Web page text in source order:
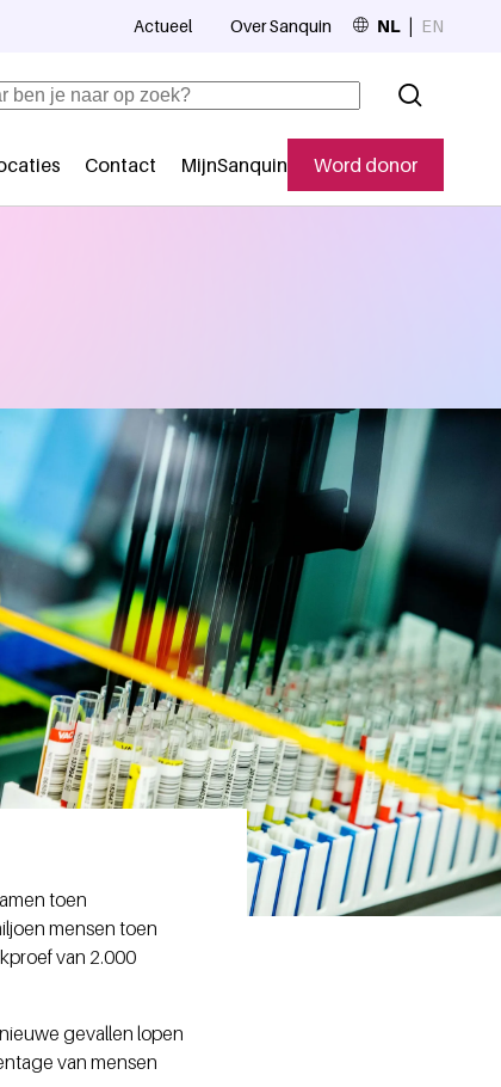
navigatie
Contact MijnSanquin Word donor
Actueel Over Sanquin NL EN
toen
mensen toen
van 2.000
gevallen lopen
van mensen